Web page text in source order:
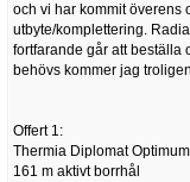
och vi har kommit överens
utbyte/komplettering.
fortfarande går att beställa
behövs kommer jag
Offert 1:
Thermia Diplomat
161 m aktivt borrhål